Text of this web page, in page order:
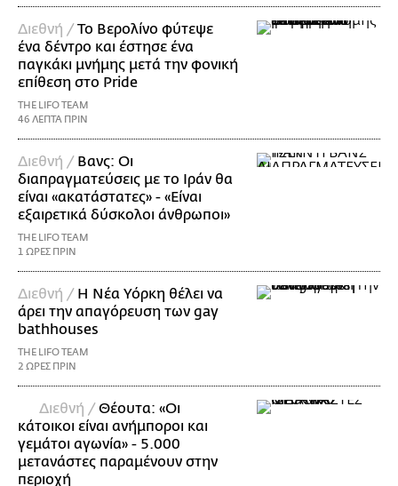
Διεθνή /Το Βερολίνο φύτεψε
ένα δέντρο και έστησε ένα
παγκάκι μνήμης μετά την φονική
επίθεση στο Pride
THE LIFO TEAM
46 ΛΕΠΤΑ ΠΡΙΝ
Διεθνή / Βανς: Οι
διαπραγματεύσεις με το Ιράν θα
είναι «ακατάστατες» - «Είναι
εξαιρετικά δύσκολοι άνθρωποι»
THE LIFO TEAM
1 ΩΡΕΣ ΠΡΙΝ
Διεθνή / Η Νέα Υόρκη θέλει να
άρει την απαγόρευση των gay
bathhouses
THE LIFO TEAM
2 ΩΡΕΣ ΠΡΙΝ
Διεθνή /Θέουτα: «Οι
κάτοικοι είναι ανήμποροι και
γεμάτοι αγωνία» - 5.000
μετανάστες παραμένουν στην
περιοχή